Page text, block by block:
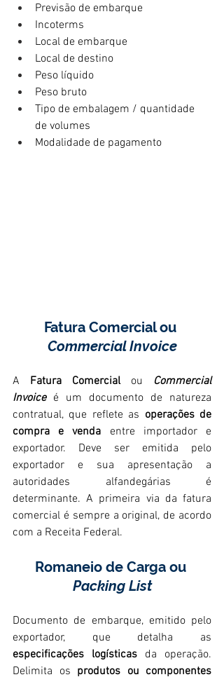
Previsão de embarque
Incoterms
Local de embarque
Local de destino
Peso líquido
Peso bruto
Tipo de embalagem / quantidade
de volumes
Modalidade de pagamento
Fatura Comercial ou
Commercial Invoice
A Fatura Comercial ou Commercial
Invoice é um documento de natureza
contratual, que reflete as operações de
compra e venda entre importador e
exportador. Deve ser emitida pelo
exportador e sua apresentação a
autoridades alfandegárias é
determinante. A primeira via da fatura
comercial é sempre a original, de acordo
com a Receita Federal.
Romaneio de Carga ou
Packing List
Documento de embarque, emitido pelo
especificações logísticas da operação.
Delimita os produtos ou componentes